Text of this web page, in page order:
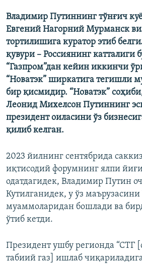
Владимир Путиннинг тўнғич
Евгений Нагорний Мурманск
тортилишига куратор этиб
қувури – Россиянинг катталиги
“Газпром”дан кейин иккинчи
“Новатэк” ширкатига тегишли
бир қисмидир. “Новатэк”
Леонид Михелсон Путиннинг
президент оиласини ўз
қилиб келган.
2023 йилнинг сентябрида
иқтисодий форумнинг ялпи
одатдагидек, Владимир Путин
Кутилганидек, у ўз
муаммоларидан бошлади ва
ўтиб кетди.
Президент ушбу регионда “СТГ
табиий газ] ишлаб